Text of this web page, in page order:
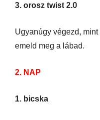
3. orosz twist 2.0
Ugyanúgy végezd,
emeld meg a lábad.
2. NAP
1. bicska